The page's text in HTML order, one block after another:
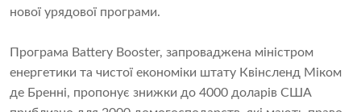
нової урядової програми.
Програма Battery Booster, запроваджена міністром
енергетики та чистої економіки штату Квінсленд Міком
де Бренні, пропонує знижки до 4000 доларів США